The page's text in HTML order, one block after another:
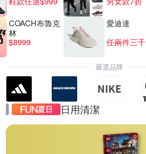
COACH布魯克
林
$8999
愛迪達
任兩件三千
嚴選品牌
日用清潔